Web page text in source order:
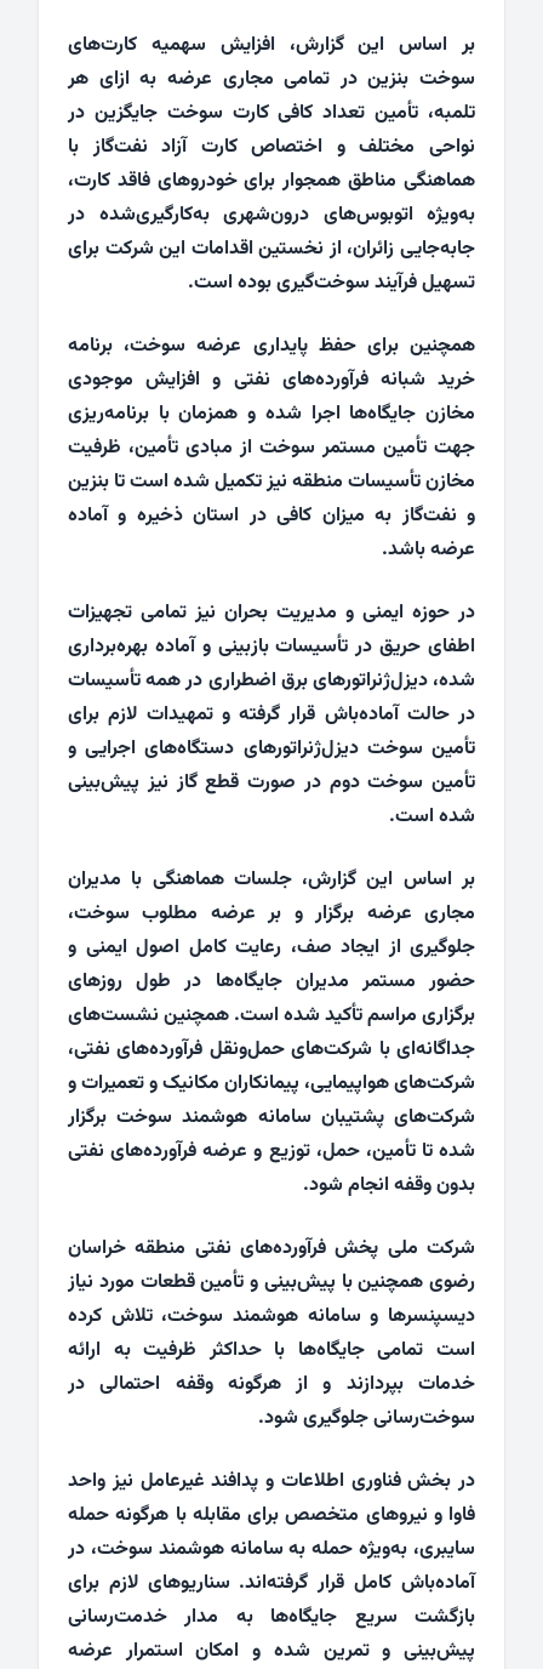
بر اساس این گزارش، افزایش سهمیه کارت‌های
سوخت بنزین در تمامی مجاری عرضه به ازای هر
تلمبه، تأمین تعداد کافی کارت سوخت جایگزین در
نواحی مختلف و اختصاص کارت آزاد نفت‌گاز با
هماهنگی مناطق همجوار برای خودروهای فاقد کارت،
به‌ویژه اتوبوس‌های درون‌شهری به‌کارگیری‌شده در
جابه‌جایی زائران، از نخستین اقدامات این شرکت برای
تسهیل فرآیند سوخت‌گیری بوده است.
همچنین برای حفظ پایداری عرضه سوخت، برنامه
خرید شبانه فرآورده‌های نفتی و افزایش موجودی
مخازن جایگاه‌ها اجرا شده و همزمان با برنامه‌ریزی
جهت تأمین مستمر سوخت از مبادی تأمین، ظرفیت
مخازن تأسیسات منطقه نیز تکمیل شده است تا بنزین
و نفت‌گاز به میزان کافی در استان ذخیره و آماده
عرضه باشد.
در حوزه ایمنی و مدیریت بحران نیز تمامی تجهیزات
اطفای حریق در تأسیسات بازبینی و آماده بهره‌برداری
شده، دیزل‌ژنراتورهای برق اضطراری در همه تأسیسات
در حالت آماده‌باش قرار گرفته و تمهیدات لازم برای
تأمین سوخت دیزل‌ژنراتورهای دستگاه‌های اجرایی و
تأمین سوخت دوم در صورت قطع گاز نیز پیش‌بینی
شده است.
بر اساس این گزارش، جلسات هماهنگی با مدیران
مجاری عرضه برگزار و بر عرضه مطلوب سوخت،
جلوگیری از ایجاد صف، رعایت کامل اصول ایمنی و
حضور مستمر مدیران جایگاه‌ها در طول روزهای
برگزاری مراسم تأکید شده است. همچنین نشست‌های
جداگانه‌ای با شرکت‌های حمل‌ونقل فرآورده‌های نفتی،
شرکت‌های هواپیمایی، پیمانکاران مکانیک و تعمیرات و
شرکت‌های پشتیبان سامانه هوشمند سوخت برگزار
شده تا تأمین، حمل، توزیع و عرضه فرآورده‌های نفتی
بدون وقفه انجام شود.
شرکت ملی پخش فرآورده‌های نفتی منطقه خراسان
رضوی همچنین با پیش‌بینی و تأمین قطعات مورد نیاز
دیسپنسرها و سامانه هوشمند سوخت، تلاش کرده
است تمامی جایگاه‌ها با حداکثر ظرفیت به ارائه
خدمات بپردازند و از هرگونه وقفه احتمالی در
سوخت‌رسانی جلوگیری شود.
در بخش فناوری اطلاعات و پدافند غیرعامل نیز واحد
فاوا و نیروهای متخصص برای مقابله با هرگونه حمله
سایبری، به‌ویژه حمله به سامانه هوشمند سوخت، در
آماده‌باش کامل قرار گرفته‌اند. سناریوهای لازم برای
بازگشت سریع جایگاه‌ها به مدار خدمت‌رسانی
پیش‌بینی و تمرین شده و امکان استمرار عرضه